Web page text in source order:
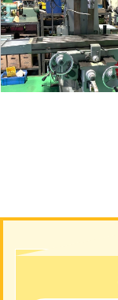
メーカー 静岡
形 式VHR-A
年 式1989